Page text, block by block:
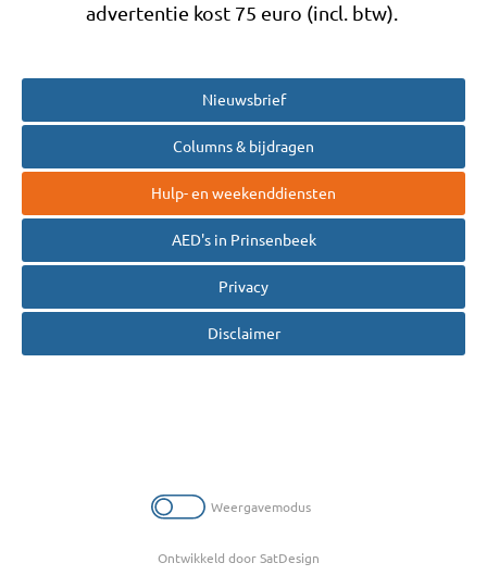
advertentie kost 75 euro (incl. btw).
Nieuwsbrief
Columns & bijdragen
Hulp- en weekenddiensten
AED's in Prinsenbeek
Privacy
Disclaimer
Weergavemodus
Ontwikkeld door SatDesign